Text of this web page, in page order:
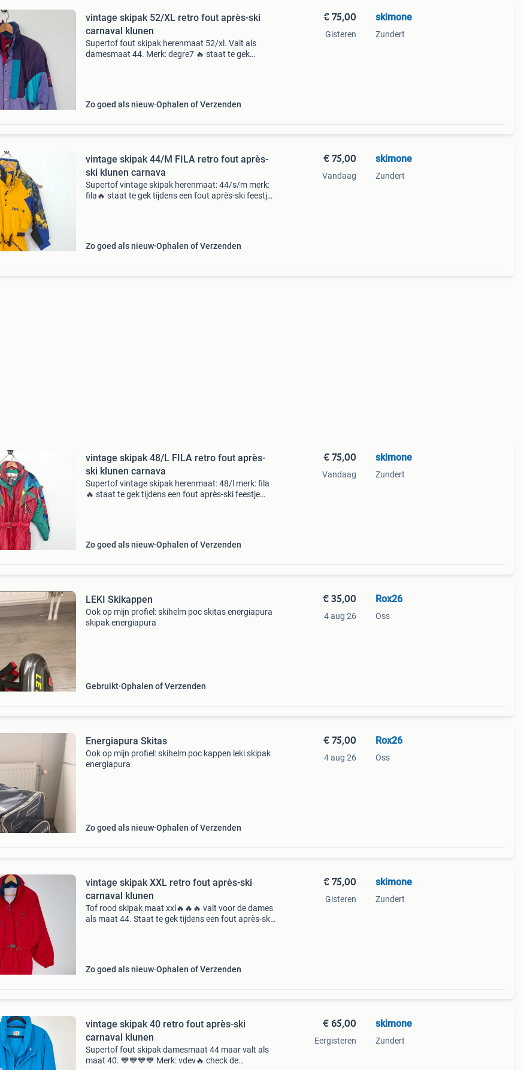
vintage skipak 52/XL retro fout après-ski
carnaval klunen
Supertof fout skipak herenmaat 52/xl. Valt als
damesmaat 44. Merk: degre7 🔥 staat te gek
Zo goed als nieuw Ophalen of Verzenden
€ 75,00
Gisteren
skimone
Zundert
vintage skipak 44/M FILA retro fout après-
ski klunen carnava
Supertof vintage skipak herenmaat: 44/s/m merk:
fila🔥 staat te gek tijdens een fout après-ski feestje
Zo goed als nieuw Ophalen of Verzenden
€ 75,00
Vandaag
skimone
Zundert
vintage skipak 48/L FILA retro fout après-
ski klunen carnava
Supertof vintage skipak herenmaat: 48/l merk: fila
🔥 staat te gek tijdens een fout après-ski feestje
Zo goed als nieuw Ophalen of Verzenden
€ 75,00
Vandaag
skimone
Zundert
LEKI Skikappen
Ook op mijn profiel: skihelm poc skitas energiapura
skipak energiapura
Gebruikt Ophalen of Verzenden
€ 35,00
4 aug 26
Rox26
Oss
Energiapura Skitas
Ook op mijn profiel: skihelm poc kappen leki skipak
energiapura
Zo goed als nieuw Ophalen of Verzenden
€ 75,00
4 aug 26
Rox26
Oss
vintage skipak XXL retro fout après-ski
carnaval klunen
Tof rood skipak maat xxl🔥🔥🔥 valt voor de dames
als maat 44. Staat te gek tijdens een fout après-ski
Zo goed als nieuw Ophalen of Verzenden
€ 75,00
Gisteren
skimone
Zundert
vintage skipak 40 retro fout après-ski
carnaval klunen
Supertof fout skipak damesmaat 44 maar valt als
maat 40. 💙💙💙💙 Merk: vdev🔥 check de
€ 65,00
Eergisteren
skimone
Zundert